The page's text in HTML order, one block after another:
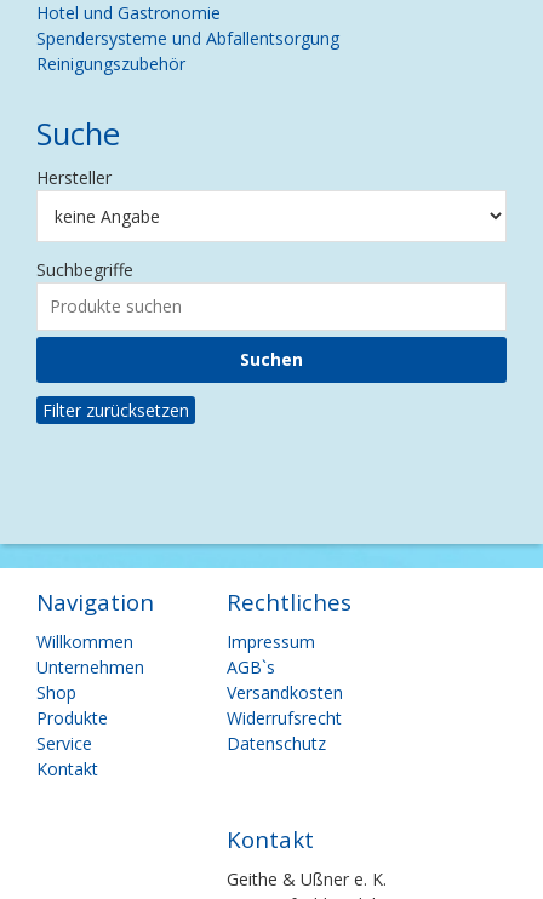
Hotel und Gastronomie
Spendersysteme und Abfallentsorgung
Reinigungszubehör
Suche
Hersteller
Suchbegriffe
Filter zurücksetzen
Navigation
Navigation
überspringen
Willkommen
Unternehmen
Shop
Produkte
Service
Kontakt
Rechtliches
Navigation
überspringen
Impressum
AGB`s
Versandkosten
Widerrufsrecht
Datenschutz
Kontakt
Geithe & Ußner e. K.